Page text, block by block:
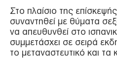
Στο πλαίσιο της
συναντηθεί με θύματα
να απευθυνθεί στο
συμμετάσχει σε σειρά
το μεταναστευτικό και τα